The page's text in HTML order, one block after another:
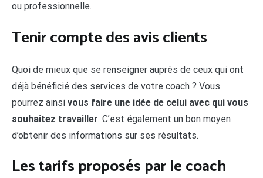
ou professionnelle.
Tenir compte des avis clients
Quoi de mieux que se renseigner auprès de ceux qui ont
déjà bénéficié des services de votre coach ? Vous
pourrez ainsi vous faire une idée de celui avec qui vous
souhaitez travailler. C’est également un bon moyen
d’obtenir des informations sur ses résultats.
Les tarifs proposés par le coach